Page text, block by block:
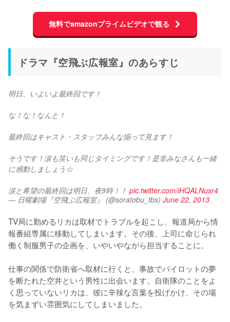
無料でamazonプライムビデオで観る
ドラマ『空飛ぶ広報室』のあらすじ
明日、いよいよ最終回です！
な！な！なんと！
最終回はキャスト・スタッフみんな揃って見ます！
そうです！涙も笑いも同じタイミングです！是非みなさんも一緒
に感動しましょう☆
涙と希望の最終回は明日、夜9時！！ pic.twitter.com/iHQALNusr4
— 日曜劇場『空飛ぶ広報室』 (@soratobu_tbs) June 22, 2013
TV局に勤めるリカは取材でトラブルを起こし、報道局から情
報番組専属に移動してしまいます。その後、上司に命じられ
働く制服男子の企画を、いやいやながら担当することに。
仕事の関係で防衛省へ取材に行くと、事故でパイロットの夢
を断たれた空井という男性に出会います。自衛隊のことをよ
く思っていないリカは、彼に辛辣な言葉を投げかけ、その場
を気まずい雰囲気にしてしまいました。